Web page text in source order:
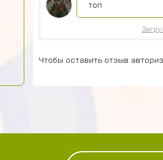
топ
Чтобы оставить отзыв